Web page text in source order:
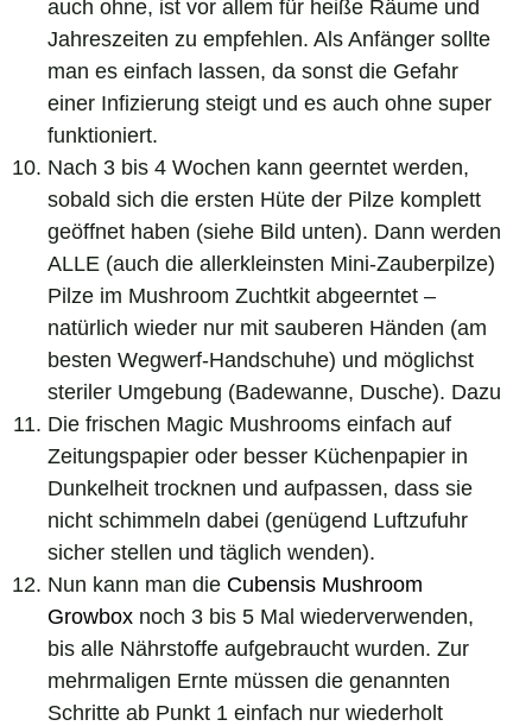
auch ohne, ist vor allem für heiße Räume und
Jahreszeiten zu empfehlen. Als Anfänger sollte
man es einfach lassen, da sonst die Gefahr
einer Infizierung steigt und es auch ohne super
funktioniert.
Nach 3 bis 4 Wochen kann geerntet werden,
sobald sich die ersten Hüte der Pilze komplett
geöffnet haben (siehe Bild unten). Dann werden
ALLE (auch die allerkleinsten Mini-Zauberpilze)
Pilze im Mushroom Zuchtkit abgeerntet –
natürlich wieder nur mit sauberen Händen (am
besten Wegwerf-Handschuhe) und möglichst
steriler Umgebung (Badewanne, Dusche). Dazu
Die frischen Magic Mushrooms einfach auf
Zeitungspapier oder besser Küchenpapier in
Dunkelheit trocknen und aufpassen, dass sie
nicht schimmeln dabei (genügend Luftzufuhr
sicher stellen und täglich wenden).
Nun kann man die Cubensis Mushroom
Growbox noch 3 bis 5 Mal wiederverwenden,
bis alle Nährstoffe aufgebraucht wurden. Zur
mehrmaligen Ernte müssen die genannten
Schritte ab Punkt 1 einfach nur wiederholt